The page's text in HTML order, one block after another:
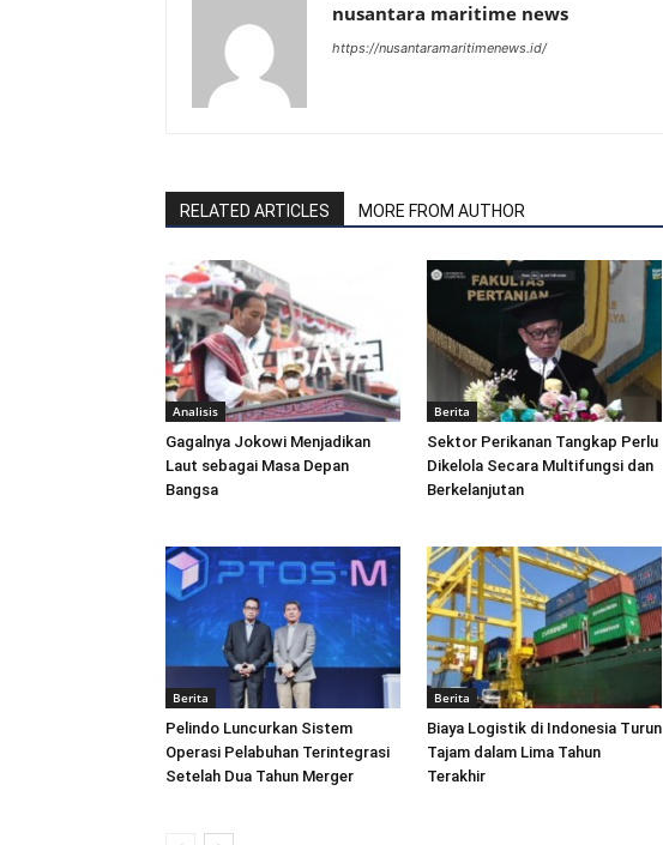
nusantara maritime news
https://nusantaramaritimenews.id/
RELATED ARTICLES MORE FROM AUTHOR
Analisis
Gagalnya Jokowi Menjadikan
Laut sebagai Masa Depan
Bangsa
Berita
Sektor Perikanan Tangkap Perlu
Dikelola Secara Multifungsi dan
Berkelanjutan
Berita
Pelindo Luncurkan Sistem
Operasi Pelabuhan Terintegrasi
Setelah Dua Tahun Merger
Berita
Biaya Logistik di Indonesia Turun
Tajam dalam Lima Tahun
Terakhir